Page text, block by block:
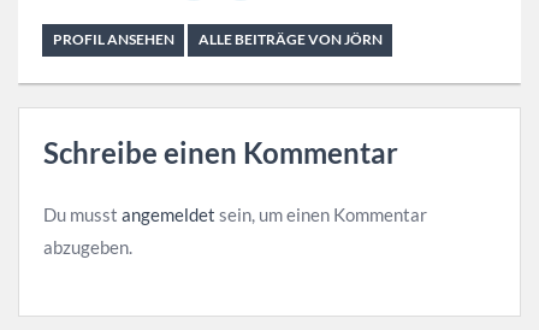
PROFIL ANSEHEN ALLE BEITRÄGE VON JÖRN
Schreibe einen Kommentar
Du musst angemeldet sein, um einen Kommentar
abzugeben.